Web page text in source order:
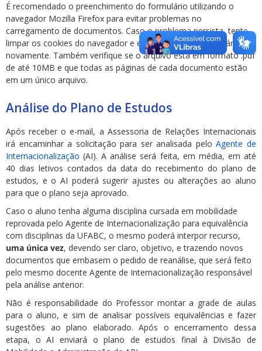
É recomendado o preenchimento do formulário utilizando o
navegador Mozilla Firefox para evitar problemas no
carregamento de documentos. Caso o problema persista, tente
limpar os cookies do navegador e então acessar o formulário
novamente. Também verifique se o arquivo está em formato .pdf
de até 10MB e que todas as páginas de cada documento estão
em um único arquivo.
Análise do Plano de Estudos
Após receber o e-mail, a Assessoria de Relações Internacionais
irá encaminhar a solicitação para ser analisada peloAgente de
Internacionalização (AI). A análise será feita, em média, em até
40 dias letivos contados da data do recebimento do plano de
estudos, e o AI poderá sugerir ajustes ou alterações ao aluno
para que o plano seja aprovado.
Caso o aluno tenha alguma disciplina cursada em mobilidade
reprovada pelo Agente de Internacionalização para equivalência
com disciplinas da UFABC, o mesmo poderá interpor recurso,
uma única vez, devendo ser claro, objetivo, e trazendo novos
documentos que embasem o pedido de reanálise, que será feito
pelo mesmo docente Agente de Internacionalização responsável
pela análise anterior.
Não é responsabilidade do Professor montar a grade de aulas
para o aluno, e sim de analisar possíveis equivalências e fazer
sugestões ao plano elaborado. Após o encerramento dessa
etapa, o AI enviará o plano de estudos final à Divisão de